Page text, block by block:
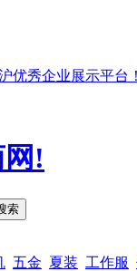
优秀企业展示平台！
索
五金 夏装 工作服